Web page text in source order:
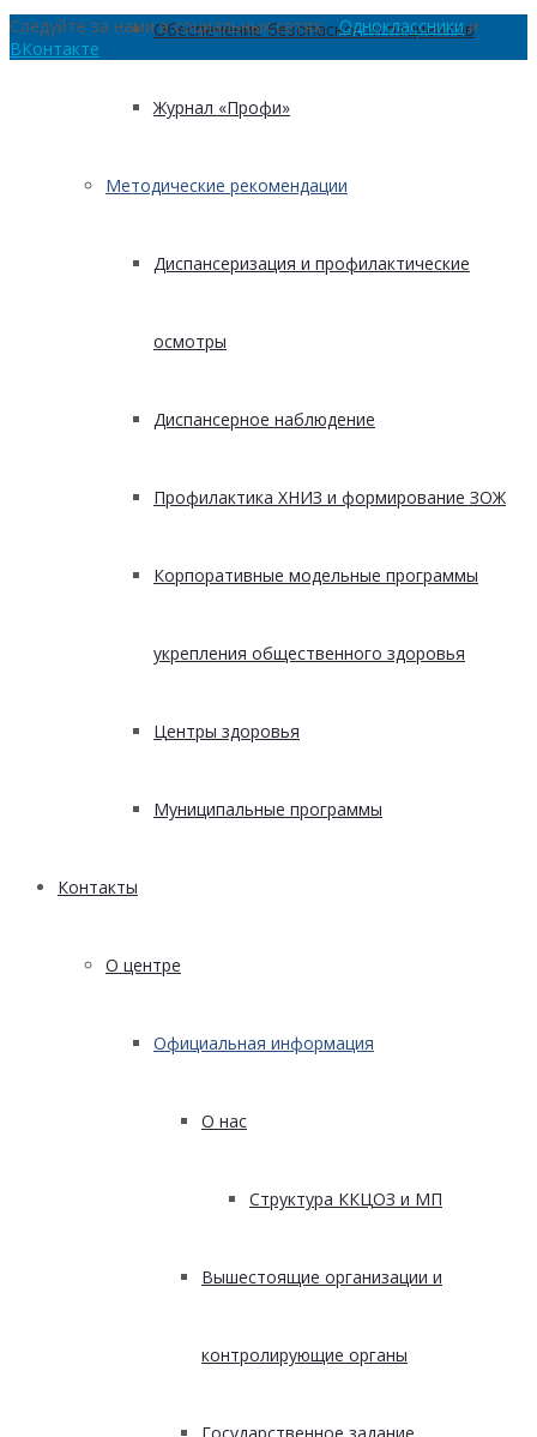
Обеспечение безопасности пациентов
Журнал «Профи»
Методические рекомендации
Диспансеризация и профилактические
осмотры
Диспансерное наблюдение
Профилактика ХНИЗ и формирование ЗОЖ
Корпоративные модельные программы
укрепления общественного здоровья
Центры здоровья
Муниципальные программы
Контакты
О центре
Официальная информация
О нас
Структура ККЦОЗ и МП
Вышестоящие организации и
контролирующие органы
Следуйте за нами в социальных сетях:Одноклассникии
ВКонтакте